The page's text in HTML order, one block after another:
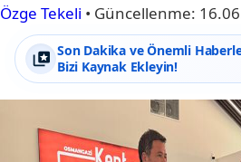
Özge Tekeli • Güncellenme:
Son Dakika ve Önemli
Bizi Kaynak Ekleyin!